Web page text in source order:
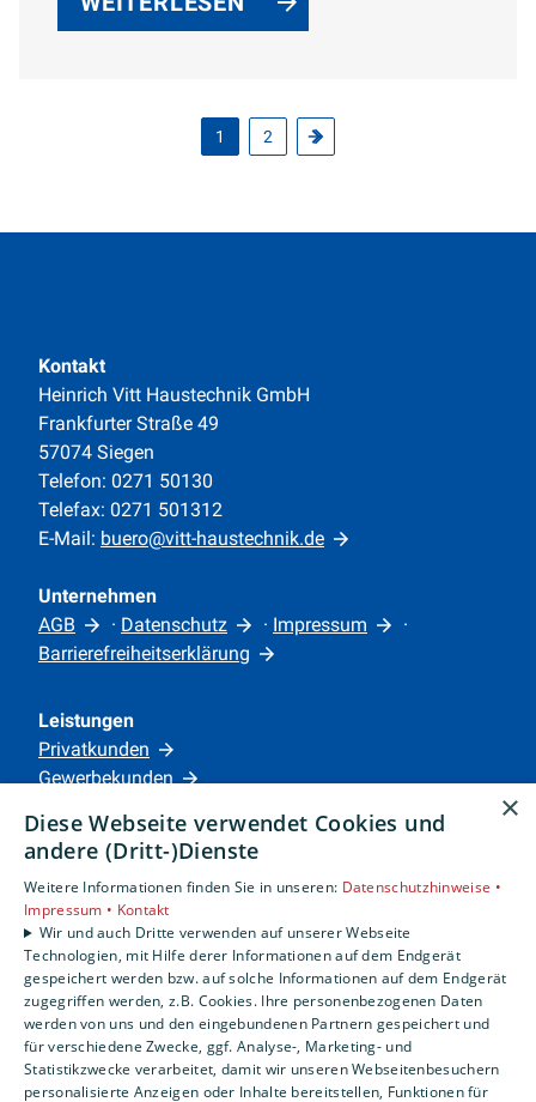
auf aktuelle Energiestandards
1 2
Kontakt
Heinrich Vitt Haustechnik GmbH
Frankfurter Straße 49
57074 Siegen
Telefon: 0271 50130
Telefax: 0271 501312
E-Mail: buero@vitt-haustechnik.de
Unternehmen
AGB
· Datenschutz · Impressum
·
Barrierefreiheitserklärung
Leistungen
Privatkunden
Gewerbekunden
Unternehmen
Standorte
Siegen
Um externe HTML-Inhalte anzuzeigen, benötigen
wir Ihre Einwilligung.
Weitere Informationen finden Sie in unserer
×
Diese Webseite verwendet Cookies und
andere (Dritt-)Dienste
Weitere Informationen finden Sie in unseren: Datenschutzhinweise •
Impressum • Kontakt
Wir und auch Dritte verwenden auf unserer Webseite
Technologien, mit Hilfe derer Informationen auf dem Endgerät
gespeichert werden bzw. auf solche Informationen auf dem Endgerät
zugegriffen werden, z.B. Cookies. Ihre personenbezogenen Daten
werden von uns und den eingebundenen Partnern gespeichert und
für verschiedene Zwecke, ggf. Analyse-, Marketing- und
Statistikzwecke verarbeitet, damit wir unseren Webseitenbesuchern
personalisierte Anzeigen oder Inhalte bereitstellen, Funktionen für